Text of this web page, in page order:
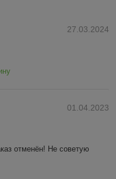
27.03.2024
01.04.2023
отменён! Не советую